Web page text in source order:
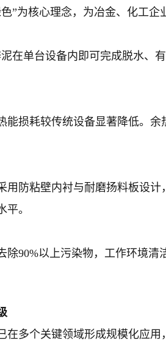
”为核心理念，为冶金、化工
在单台设备内即可完成脱水、
能损耗较传统设备显著降低。
用防粘壁内衬与耐磨扬料板设
。
90%以上污染物，工作环境
多个关键领域形成规模化应用